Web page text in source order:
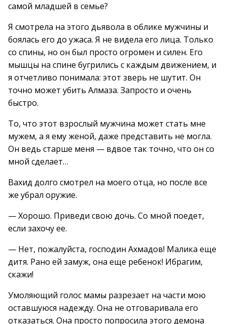
самой младшей в семье?
Я смотрела на этого дьявола в облике мужчины и
боялась его до ужаса. Я не видела его лица. Только
со спины, но он был просто огромен и силен. Его
мышцы на спине бугрились с каждым движением, и
я отчетливо понимала: этот зверь не шутит. Он
точно может убить Алмаза. Запросто и очень
быстро.
То, что этот взрослый мужчина может стать мне
мужем, а я ему женой, даже представить не могла.
Он ведь старше меня — вдвое так точно, что он со
мной сделает…
Вахид долго смотрел на моего отца, но после все
же убрал оружие.
— Хорошо. Приведи свою дочь. Со мной поедет,
если захочу ее.
— Нет, пожалуйста, господин Ахмадов! Малика еще
дитя. Рано ей замуж, она еще ребенок! Ибрагим,
скажи!
Умоляющий голос мамы разрезает на части мою
оставшуюся надежду. Она не отговаривала его
отказаться. Она просто попросила этого демона